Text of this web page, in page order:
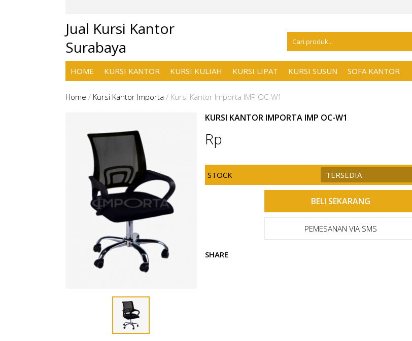
Jual Kursi Kantor
Surabaya
HOME KURSI KANTOR KURSI KULIAH KURSI LIPAT KURSI SUSUN SOFA KANTOR
Home / Kursi Kantor Importa / Kursi Kantor Importa IMP OC-W1
KURSI KANTOR IMPORTA IMP OC-W1
Rp
STOCK TERSEDIA
PEMESANAN VIA SMS
SHARE